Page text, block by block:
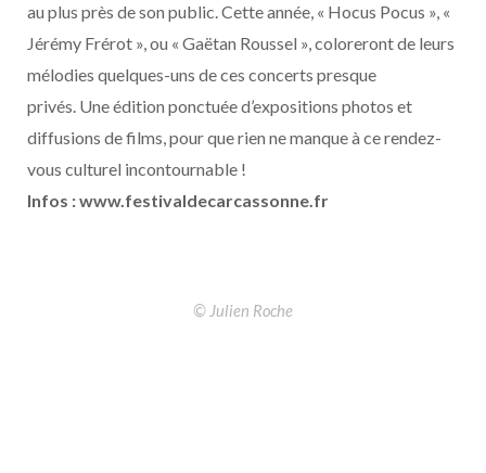
au plus près de son public. Cette année, « Hocus Pocus », «
Jérémy Frérot », ou « Gaëtan Roussel », coloreront de leurs
mélodies quelques-uns de ces concerts presque
privés. Une édition ponctuée d’expositions photos et
diffusions de films, pour que rien ne manque à ce rendez-
vous culturel incontournable !
Infos : www.festivaldecarcassonne.fr
© Julien Roche